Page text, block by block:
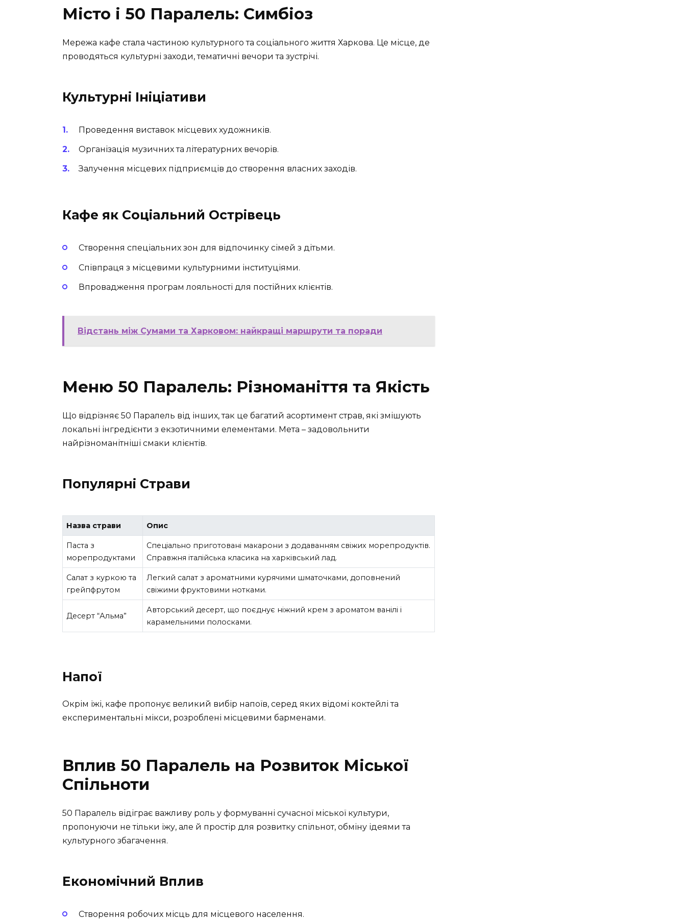
Місто і 50 Паралель: Симбіоз
Мережа кафе стала частиною культурного та соціального життя Харкова. Це місце, де
проводяться культурні заходи, тематичні вечори та зустрічі.
Культурні Ініціативи
Проведення виставок місцевих художників.
Організація музичних та літературних вечорів.
Залучення місцевих підприємців до створення власних заходів.
Кафе як Соціальний Острівець
Створення спеціальних зон для відпочинку сімей з дітьми.
Співпраця з місцевими культурними інституціями.
Впровадження програм лояльності для постійних клієнтів.
Відстань між Сумами та Харковом: найкращі маршрути та поради
Меню 50 Паралель: Різноманіття та Якість
Що відрізняє 50 Паралель від інших, так це багатий асортимент страв, які змішують
локальні інгредієнти з екзотичними елементами. Мета – задовольнити
найрізноманітніші смаки клієнтів.
Популярні Страви
Назва страви Опис
Паста з
морепродуктами
Спеціально приготовані макарони з додаванням свіжих морепродуктів.
Справжня італійська класика на харківський лад.
Салат з куркою та
грейпфрутом
Легкий салат з ароматними курячими шматочками, доповнений
свіжими фруктовими нотками.
Десерт “Альма”
Авторський десерт, що поєднує ніжний крем з ароматом ванілі і
карамельними полосками.
Напої
Окрім їжі, кафе пропонує великий вибір напоїв, серед яких відомі коктейлі та
експериментальні мікси, розроблені місцевими барменами.
Вплив 50 Паралель на Розвиток Міської
Спільноти
50 Паралель відіграє важливу роль у формуванні сучасної міської культури,
пропонуючи не тільки їжу, але й простір для розвитку спільнот, обміну ідеями та
культурного збагачення.
Економічний Вплив
Створення робочих місць для місцевого населення.